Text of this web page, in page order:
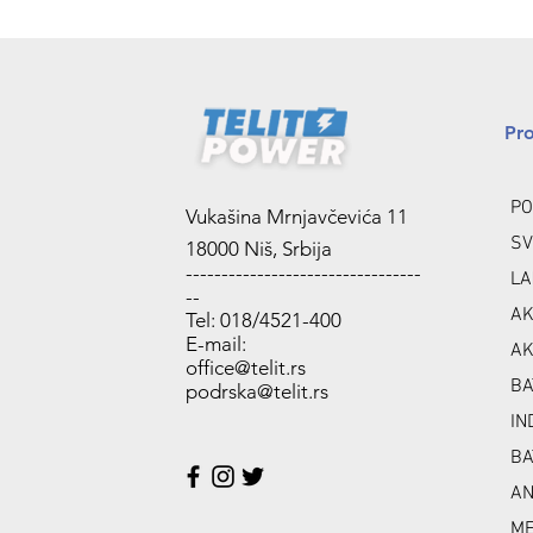
Vukašina Mrnjavčevića 11
18000 Niš, Srbija
---------------------------------
--
Tel: 018/4521-400
E-mail:
office@telit.rs
podrska@telit.rs